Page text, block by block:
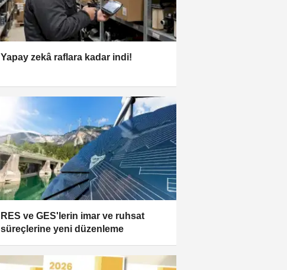
Yapay zekâ raflara kadar indi!
RES ve GES'lerin imar ve ruhsat
süreçlerine yeni düzenleme